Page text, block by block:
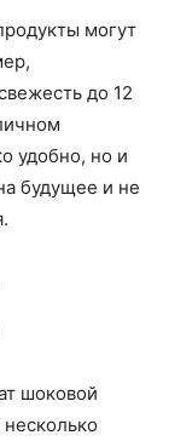
могут
до 12
удобно, но и
будущее и не
шоковой